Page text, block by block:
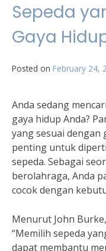
Sepeda
Gaya
Posted on February 24,
Anda sedang
gaya hidup Anda?
yang sesuai dengan
penting untuk
sepeda. Sebagai
berolahraga, Anda
cocok dengan
Menurut John
“Memilih sepeda
dapat membantu